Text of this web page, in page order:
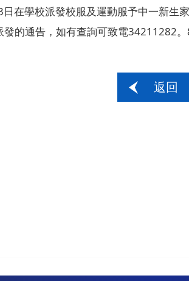
在學校派發校服及運動服予中一新生
的通告，如有查詢可致電34211282
返回